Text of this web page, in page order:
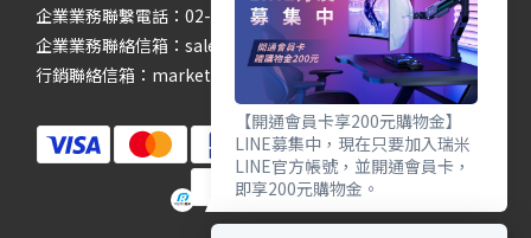
企業業務聯繫電話：02-22755699 #302
企業業務聯絡信箱：sales@raymii.com
行銷聯絡信箱：marketing@raymii.com
【開通會員卡享200元購物金】
LINE募集中，現在只要加入瑞米
LINE官方帳號，並開通會員卡，
即享200元購物金。